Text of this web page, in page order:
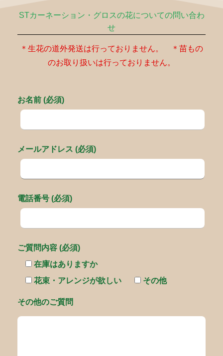
STカーネーション・グロスの花についての問い合わ
せ
＊生花の道外発送は行っておりません。 ＊苗もの
のお取り扱いは行っておりません。
お名前 (必須)
メールアドレス (必須)
電話番号 (必須)
ご質問内容 (必須)
在庫はありますか
花束・アレンジが欲しい
その他
その他のご質問